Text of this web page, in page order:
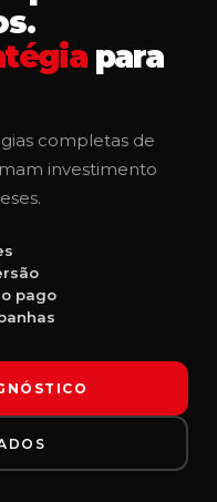
para
completas de
investimento
pago